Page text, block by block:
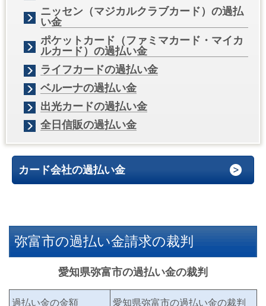
ニッセン（マジカルクラブカード）の過払
い金
ポケットカード（ファミマカード・マイカ
ルカード）の過払い金
ライフカードの過払い金
ベルーナの過払い金
出光カードの過払い金
全日信販の過払い金
カード会社の過払い金
弥富市の過払い金請求の裁判
愛知県弥富市の過払い金の裁判
過払い金の金額 愛知県弥富市の過払い金の裁判